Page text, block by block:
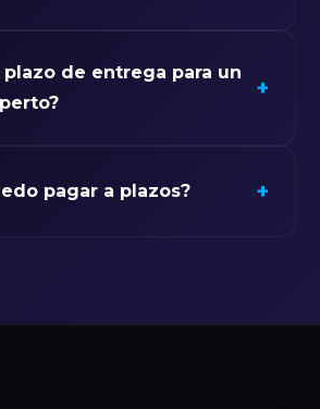
plazo de entrega para un
+
pagar a plazos? +